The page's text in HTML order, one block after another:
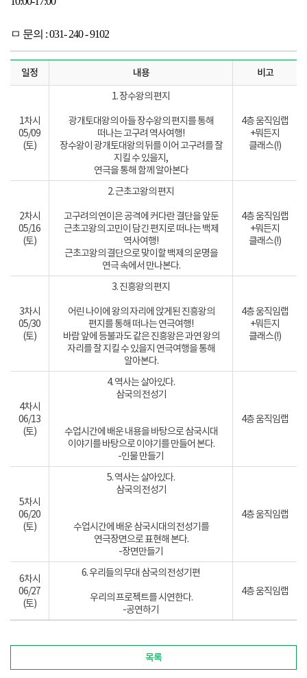
ㅁ 문의 : 031- 240 - 9102
일정 내용 비고
1차시
05/09
(토)
1. 장수왕의 편지
광개토대왕의 아들 장수왕의 편지를 통해
떠나는 고구려 역사여행!
장수왕이 광개토대왕의 뒤를 이어 고구려를 잘
지킬 수 있을지,
연극을 통해 함께 알아본다
4층 움직임랩
+뭐든지
클래스(!)
2차시
05/16
(토)
2. 근초고왕의 편지
고구려의 연이은 공격에 커다란 결단을 앞둔
근초고왕의 고민이 담긴 편지로 떠나는 백제
역사여행!
근초고왕의 결단으로 맞이할 백제의 운명을
연극 속에서 만나본다.
4층 움직임랩
+뭐든지
클래스(!)
3차시
05/30
(토)
3. 진흥왕의 편지
어린 나이에 왕의 자리에 앉게된 진흥왕의
편지를 통해 떠나는 연극여행!
바람 앞에 등불과도 같은 진흥왕은 과연 왕의
자리를 잘 지킬 수 있을지 연극여행을 통해
알아본다.
4층 움직임랩
+뭐든지
클래스(!)
4차시
06/13
(토)
4. 역사는 살아있다.
삼국의 전성기
수업시간에 배운 내용을 바탕으로 삼국시대
이야기를 바탕으로 이야기를 만들어 본다.
-인물 만들기
4층 움직임랩
5차시
06/20
(토)
5. 역사는 살아있다.
삼국의 전성기
수업시간에 배운 삼국시대의 전성기를
연극장면으로 표현해 본다.
-장면만들기
4층 움직임랩
6차시
06/27
(토)
6. 우리들의 무대 삼국의 전성기편
우리의 프로젝트를 시연한다.
-공연하기
4층 움직임랩
목록